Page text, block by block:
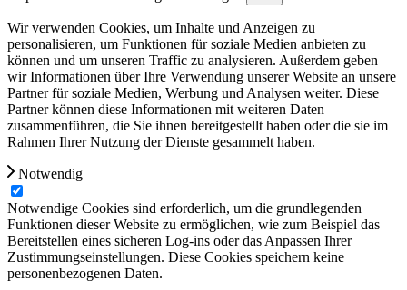
Wir verwenden Cookies, um Inhalte und Anzeigen zu
personalisieren, um Funktionen für soziale Medien anbieten zu
können und um unseren Traffic zu analysieren. Außerdem geben
wir Informationen über Ihre Verwendung unserer Website an unsere
Partner für soziale Medien, Werbung und Analysen weiter. Diese
Partner können diese Informationen mit weiteren Daten
zusammenführen, die Sie ihnen bereitgestellt haben oder die sie im
Rahmen Ihrer Nutzung der Dienste gesammelt haben.
Notwendig
Notwendige Cookies sind erforderlich, um die grundlegenden
Funktionen dieser Website zu ermöglichen, wie zum Beispiel das
Bereitstellen eines sicheren Log-ins oder das Anpassen Ihrer
Zustimmungseinstellungen. Diese Cookies speichern keine
personenbezogenen Daten.